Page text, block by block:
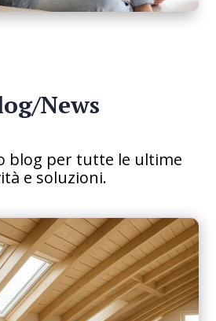
News
blog per tutte le ultime
e soluzioni.